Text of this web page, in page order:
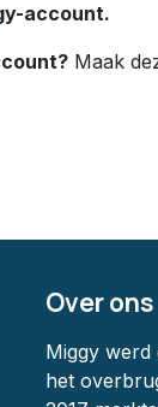
account.
Maak
Over ons
Miggy werd
het